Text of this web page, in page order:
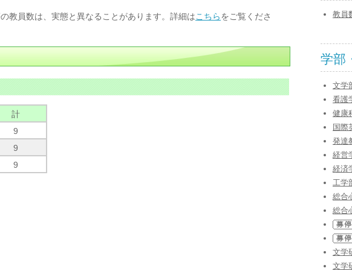
教員数は、実態と異なることがあります。詳細はこちらをご覧くださ
計
9
9
9
教員
学部
文学
看護
健康
国際
発達
経営
経済
工学
総合
総合
文学
文学